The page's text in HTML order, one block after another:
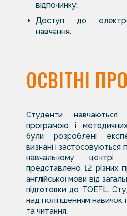
відпочинку;
Доступ до
навчання.
ОСВІТНІ
Студенти навчаються
програмою і методичних
були розроблені
визнані і застосовуються
навчальному центрі
представлено 12 різних
англійської мови від
підготовки до TOEFL.
над поліпшенням навичок
та читання.